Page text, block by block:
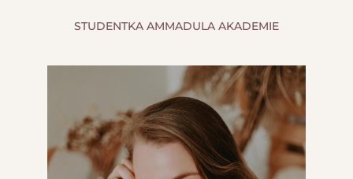
STUDENTKA AMMADULA AKADEMIE